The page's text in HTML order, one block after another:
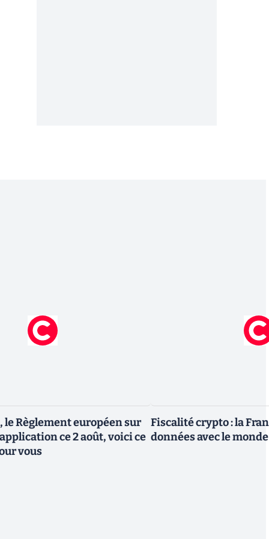
le Règlement européen sur
ce 2 août, voici ce
vous
Fiscalité crypto : la
données avec le